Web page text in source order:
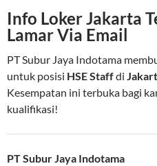
Info Loker Jakarta
Lamar Via Email
PT Subur Jaya Indotama
untuk posisi HSE Staffdi
Kesempatan ini terbuka bagi
kualifikasi!
PT Subur Jaya Indotama